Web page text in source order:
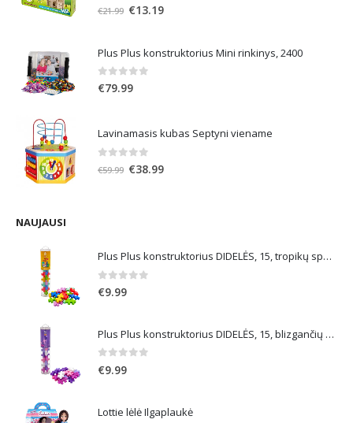
out of 5
€21.99 Original
€21.99.
€13.19Current
€13.19.
Plus Plus konstruktorius Mini rinkinys, 2400
0out of 5
€79.99
Lavinamasis kubas Septyni viename
out of 5
€59.99 Original
€38.99Current
NAUJAUSI
Plus Plus konstruktorius DIDELĖS, 15, tropikų spalvos
0 out of 5
€9.99
Plus Plus konstruktorius DIDELĖS, 15, blizgančių spalvų
0 out of 5
€9.99
Lottie lėlė Ilgaplaukė